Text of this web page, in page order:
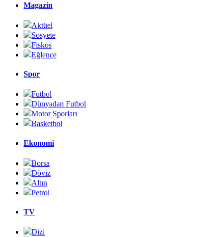
Magazin
Aktüel
Sosyete
Fiskos
Eğlence
Spor
Futbol
Dünyadan Futbol
Motor Sporları
Basketbol
Ekonomi
Borsa
Döviz
Altın
Petrol
TV
Dizi